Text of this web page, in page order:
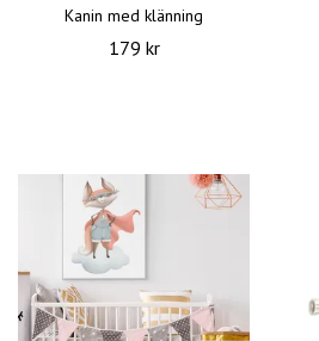
Kanin med klänning
179 kr